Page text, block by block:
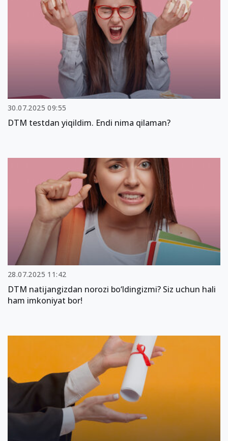
30.07.2025 09:55
DTM testdan yiqildim. Endi nima qilaman?
28.07.2025 11:42
DTM natijangizdan norozi bo‘ldingizmi? Siz uchun hali
ham imkoniyat bor!